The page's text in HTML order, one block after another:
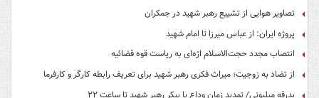
تصاویر هوایی از تشییع رهبر شهید در جمکران
پروژه ایران: از عباس میرزا تا امام شهید
انتصاب مجدد حجت‌الاسلام اژه‌ای به ریاست قوه‌ قضائیه
از تضاد به زوجیت؛ میراث فکری رهبر شهید برای تعریف رابطه کارگر و کارفرما
بدرقه میلیونی/ تمدید زمان وداع با پیکر رهبر شهید تا ساعت ۲۲